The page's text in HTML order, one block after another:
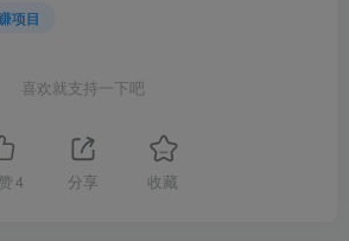
项目
喜欢就支持一下吧
4 分享 收藏